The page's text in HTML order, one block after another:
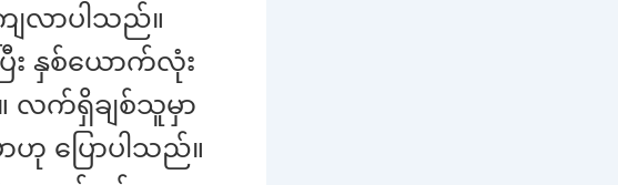
ျလာပါသည်။
း နှစ်ယောက်လုံး
လက်ရှိချစ်သူမှာ
ပြောပါသည်။